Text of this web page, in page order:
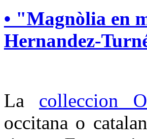
• "Magnòlia en
Hernandez-
La colleccion
occitana o